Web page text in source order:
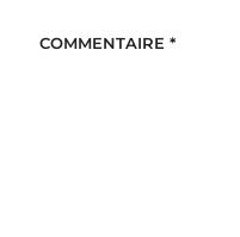
COMMENTAIRE *